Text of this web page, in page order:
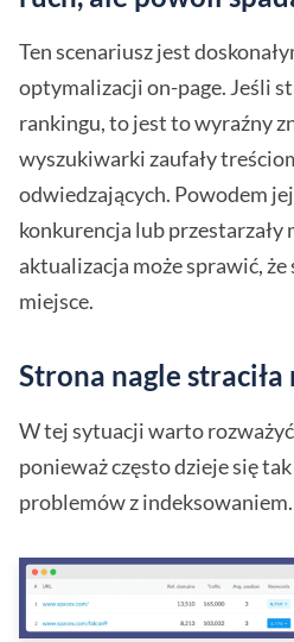
Ten scenariusz jest
optymalizacji on-page. Jeśli
rankingu, to jest to wyraźny
wyszukiwarki zaufały
odwiedzających. Powodem
konkurencja lub przestarzały
aktualizacja może sprawić,
miejsce.
Strona nagle straciła
W tej sytuacji warto
ponieważ często dzieje się
problemów z indeksowaniem.